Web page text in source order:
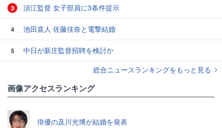
3 須江監督 女子部員に3条件提示
4 池田直人 佐藤佳奈と電撃結婚
5
中日が新庄監督招聘を検討か
総合ニュースランキングをもっと見る
画像アクセスランキング
俳優の及川光博が結婚を発表